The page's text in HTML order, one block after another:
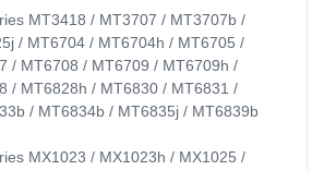
MT3418 / MT3707 / MT3707b /
/ MT6704 / MT6704h / MT6705 /
/ MT6708 / MT6709 / MT6709h /
/ MT6828h / MT6830 / MT6831 /
/ MT6834b / MT6835j / MT6839b
MX1023 / MX1023h / MX1025 /